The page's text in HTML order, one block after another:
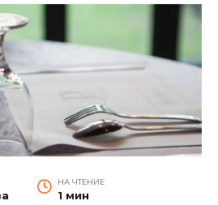
НА ЧТЕНИЕ
1 мин